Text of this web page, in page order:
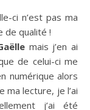
ci n’est pas ma
de qualité !
mais j’en ai
de celui-ci me
numérique alors
ma lecture, je l’ai
j’ai été